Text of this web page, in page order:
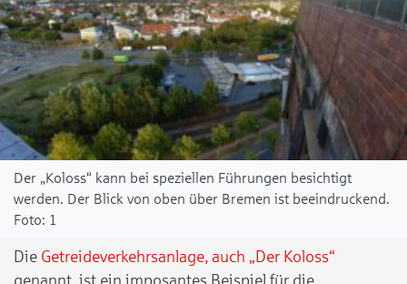
Der „Koloss“ kann bei speziellen Führungen besichtigt
werden. Der Blick von oben über Bremen ist beeindruckend.
1
Die Getreideverkehrsanlage, auch „Der Koloss“